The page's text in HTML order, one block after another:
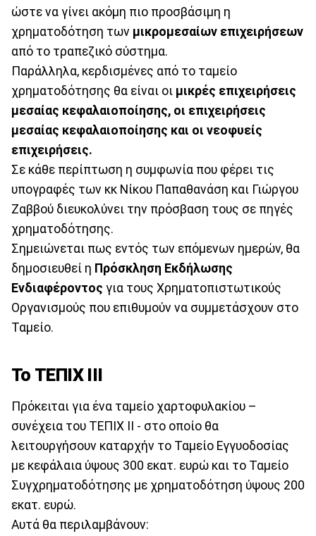
ώστε να γίνει ακόμη πιο προσβάσιμη η
χρηματοδότηση των μικρομεσαίων επιχειρήσεων
από το τραπεζικό σύστημα.
Παράλληλα, κερδισμένες από το ταμείο
χρηματοδότησης θα είναι οι μικρές επιχειρήσεις
μεσαίας κεφαλαιοποίησης, οι επιχειρήσεις
μεσαίας κεφαλαιοποίησης και οι νεοφυείς
επιχειρήσεις.
Σε κάθε περίπτωση η συμφωνία που φέρει τις
υπογραφές των κκ Νίκου Παπαθανάση και Γιώργου
Ζαββού διευκολύνει την πρόσβαση τους σε πηγές
χρηματοδότησης.
Σημειώνεται πως εντός των επόμενων ημερών, θα
δημοσιευθεί η Πρόσκληση Εκδήλωσης
Ενδιαφέροντος για τους Χρηματοπιστωτικούς
Οργανισμούς που επιθυμούν να συμμετάσχουν στο
Ταμείο.
Το ΤΕΠΙΧ ΙΙΙ
Πρόκειται για ένα ταμείο χαρτοφυλακίου –
συνέχεια του ΤΕΠΙΧ ΙΙ - στο οποίο θα
λειτουργήσουν καταρχήν το Ταμείο Εγγυοδοσίας
με κεφάλαια ύψους 300 εκατ. ευρώ και το Ταμείο
Συγχρηματοδότησης με χρηματοδότηση ύψους 200
εκατ. ευρώ.
Αυτά θα περιλαμβάνουν: